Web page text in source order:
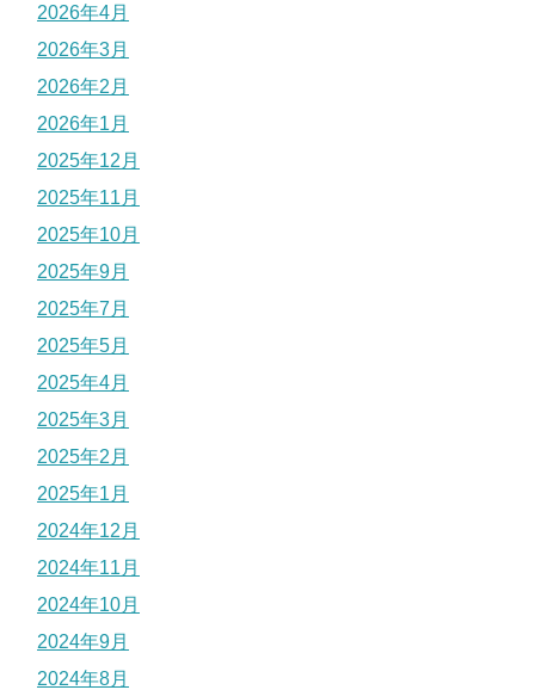
2026年4月
2026年3月
2026年2月
2026年1月
2025年12月
2025年11月
2025年10月
2025年9月
2025年7月
2025年5月
2025年4月
2025年3月
2025年2月
2025年1月
2024年12月
2024年11月
2024年10月
2024年9月
2024年8月